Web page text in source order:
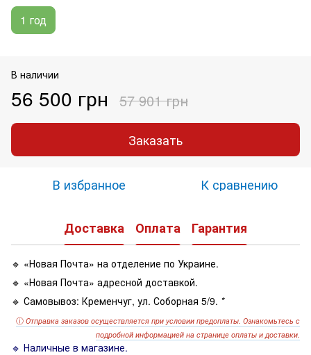
1 год
В наличии
56 500 грн 57 901 грн
Заказать
В избранное К сравнению
Доставка Оплата Гарантия
🔹 «Новая Почта» на отделение по Украине.
🔹 «Новая Почта» адресной доставкой.
🔹 Самовывоз: Кременчуг, ул. Соборная 5/9. *
ⓘ Отправка заказов осуществляется при условии предоплаты. Ознакомьтесь с
подробной информацией на странице оплаты и доставки.
🔹 Наличные в магазине.